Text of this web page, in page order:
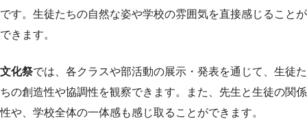
です。生徒たちの自然な姿や学校の雰囲気を直接感じることが
できます。
文化祭では、各クラスや部活動の展示・発表を通じて、生徒た
ちの創造性や協調性を観察できます。また、先生と生徒の関係
性や、学校全体の一体感も感じ取ることができます。